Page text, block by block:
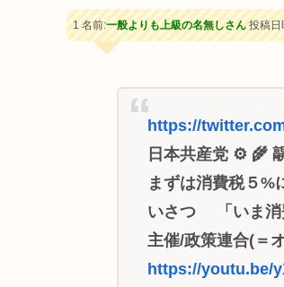
1 名前:一般よりも上級の名無しさん投稿日
https://
日本共産党 ⚙ 🌾
まずは消費税５
いさつ 「いま消
主催/政策連合(＝
https://youtu.be/